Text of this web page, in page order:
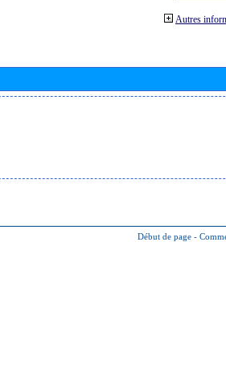
Autres
Début de page -